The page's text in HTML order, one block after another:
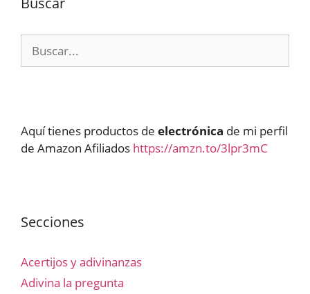
Aquí tienes productos de electrónica de mi perfil
de Amazon Afiliados https://amzn.to/3lpr3mC
Secciones
Acertijos y adivinanzas
Adivina la pregunta